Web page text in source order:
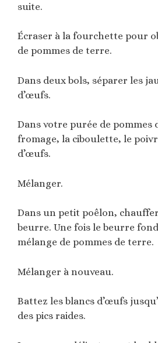
suite.
Écraser à la fourchette pour
de pommes de terre.
Dans deux bols, séparer les
d’œufs.
Dans votre purée de
fromage, la ciboulette, le
d’œufs.
Mélanger.
Dans un petit poêlon,
beurre. Une fois le beurre
mélange de pommes de terre.
Mélanger à nouveau.
Battez les blancs d’œufs
des pics raides.